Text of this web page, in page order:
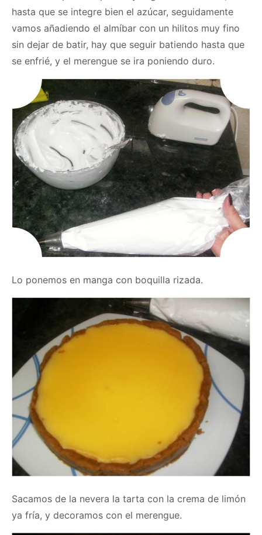
hasta que se integre bien el azúcar, seguidamente
vamos añadiendo el almíbar con un hilitos muy fino
sin dejar de batir, hay que seguir batiendo hasta que
se enfrié, y el merengue se ira poniendo duro.
Lo ponemos en manga con boquilla rizada.
Sacamos de la nevera la tarta con la crema de limón
ya fría, y decoramos con el merengue.